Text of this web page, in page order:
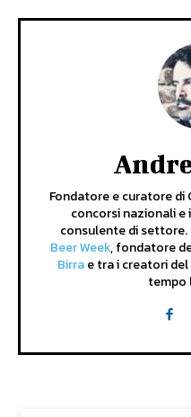
Fondatore e curatore di
concorsi nazionali
consulente di
Beer Week, fondatore
Birrae tra i creatori
tempo